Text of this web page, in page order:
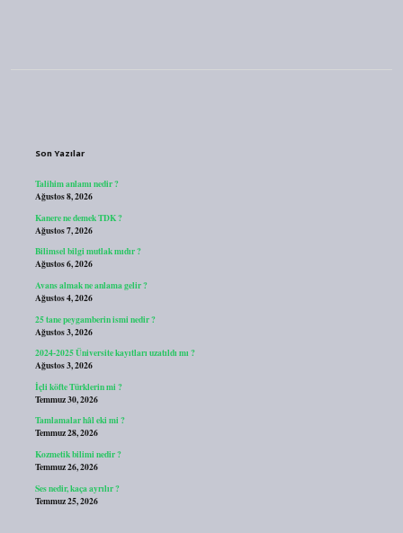
Son Yazılar
Talihim anlamı nedir ?
Ağustos 8, 2026
Kanere ne demek TDK ?
Ağustos 7, 2026
Bilimsel bilgi mutlak mıdır ?
Ağustos 6, 2026
Avans almak ne anlama gelir ?
Ağustos 4, 2026
25 tane peygamberin ismi nedir ?
Ağustos 3, 2026
2024-2025 Üniversite kayıtları uzatıldı mı ?
Ağustos 3, 2026
İçli köfte Türklerin mi ?
Temmuz 30, 2026
Tamlamalar hâl eki mi ?
Temmuz 28, 2026
Kozmetik bilimi nedir ?
Temmuz 26, 2026
Ses nedir, kaça ayrılır ?
Temmuz 25, 2026